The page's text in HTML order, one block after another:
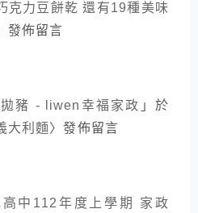
克力豆餅乾 還有19種美味
發佈留言
豬 - liwen幸福家政 」於
大利麵〉發佈留言
中112年度上學期 家政